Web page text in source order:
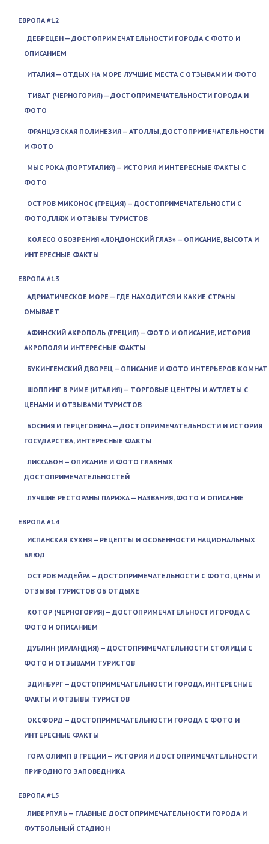
ЕВРОПА #12
ДЕБРЕЦЕН — ДОСТОПРИМЕЧАТЕЛЬНОСТИ ГОРОДА С ФОТО И
ОПИСАНИЕМ
ИТАЛИЯ — ОТДЫХ НА МОРЕ ЛУЧШИЕ МЕСТА С ОТЗЫВАМИ И ФОТО
ТИВАТ (ЧЕРНОГОРИЯ) — ДОСТОПРИМЕЧАТЕЛЬНОСТИ ГОРОДА И
ФОТО
ФРАНЦУЗСКАЯ ПОЛИНЕЗИЯ — АТОЛЛЫ, ДОСТОПРИМЕЧАТЕЛЬНОСТИ
И ФОТО
МЫС РОКА (ПОРТУГАЛИЯ) — ИСТОРИЯ И ИНТЕРЕСНЫЕ ФАКТЫ С
ФОТО
ОСТРОВ МИКОНОС (ГРЕЦИЯ) — ДОСТОПРИМЕЧАТЕЛЬНОСТИ С
ФОТО,ПЛЯЖ И ОТЗЫВЫ ТУРИСТОВ
КОЛЕСО ОБОЗРЕНИЯ «ЛОНДОНСКИЙ ГЛАЗ» — ОПИСАНИЕ, ВЫСОТА И
ИНТЕРЕСНЫЕ ФАКТЫ
ЕВРОПА #13
АДРИАТИЧЕСКОЕ МОРЕ — ГДЕ НАХОДИТСЯ И КАКИЕ СТРАНЫ
ОМЫВАЕТ
АФИНСКИЙ АКРОПОЛЬ (ГРЕЦИЯ) — ФОТО И ОПИСАНИЕ, ИСТОРИЯ
АКРОПОЛЯ И ИНТЕРЕСНЫЕ ФАКТЫ
БУКИНГЕМСКИЙ ДВОРЕЦ — ОПИСАНИЕ И ФОТО ИНТЕРЬЕРОВ КОМНАТ
ШОППИНГ В РИМЕ (ИТАЛИЯ) — ТОРГОВЫЕ ЦЕНТРЫ И АУТЛЕТЫ С
ЦЕНАМИ И ОТЗЫВАМИ ТУРИСТОВ
БОСНИЯ И ГЕРЦЕГОВИНА — ДОСТОПРИМЕЧАТЕЛЬНОСТИ И ИСТОРИЯ
ГОСУДАРСТВА, ИНТЕРЕСНЫЕ ФАКТЫ
ЛИССАБОН — ОПИСАНИЕ И ФОТО ГЛАВНЫХ
ДОСТОПРИМЕЧАТЕЛЬНОСТЕЙ
ЛУЧШИЕ РЕСТОРАНЫ ПАРИЖА — НАЗВАНИЯ, ФОТО И ОПИСАНИЕ
ЕВРОПА #14
ИСПАНСКАЯ КУХНЯ — РЕЦЕПТЫ И ОСОБЕННОСТИ НАЦИОНАЛЬНЫХ
БЛЮД
ОСТРОВ МАДЕЙРА — ДОСТОПРИМЕЧАТЕЛЬНОСТИ С ФОТО, ЦЕНЫ И
ОТЗЫВЫ ТУРИСТОВ ОБ ОТДЫХЕ
КОТОР (ЧЕРНОГОРИЯ) — ДОСТОПРИМЕЧАТЕЛЬНОСТИ ГОРОДА С
ФОТО И ОПИСАНИЕМ
ДУБЛИН (ИРЛАНДИЯ) — ДОСТОПРИМЕЧАТЕЛЬНОСТИ СТОЛИЦЫ С
ФОТО И ОТЗЫВАМИ ТУРИСТОВ
ЭДИНБУРГ — ДОСТОПРИМЕЧАТЕЛЬНОСТИ ГОРОДА, ИНТЕРЕСНЫЕ
ФАКТЫ И ОТЗЫВЫ ТУРИСТОВ
ОКСФОРД — ДОСТОПРИМЕЧАТЕЛЬНОСТИ ГОРОДА С ФОТО И
ИНТЕРЕСНЫЕ ФАКТЫ
ГОРА ОЛИМП В ГРЕЦИИ — ИСТОРИЯ И ДОСТОПРИМЕЧАТЕЛЬНОСТИ
ПРИРОДНОГО ЗАПОВЕДНИКА
ЕВРОПА #15
ЛИВЕРПУЛЬ — ГЛАВНЫЕ ДОСТОПРИМЕЧАТЕЛЬНОСТИ ГОРОДА И
ФУТБОЛЬНЫЙ СТАДИОН